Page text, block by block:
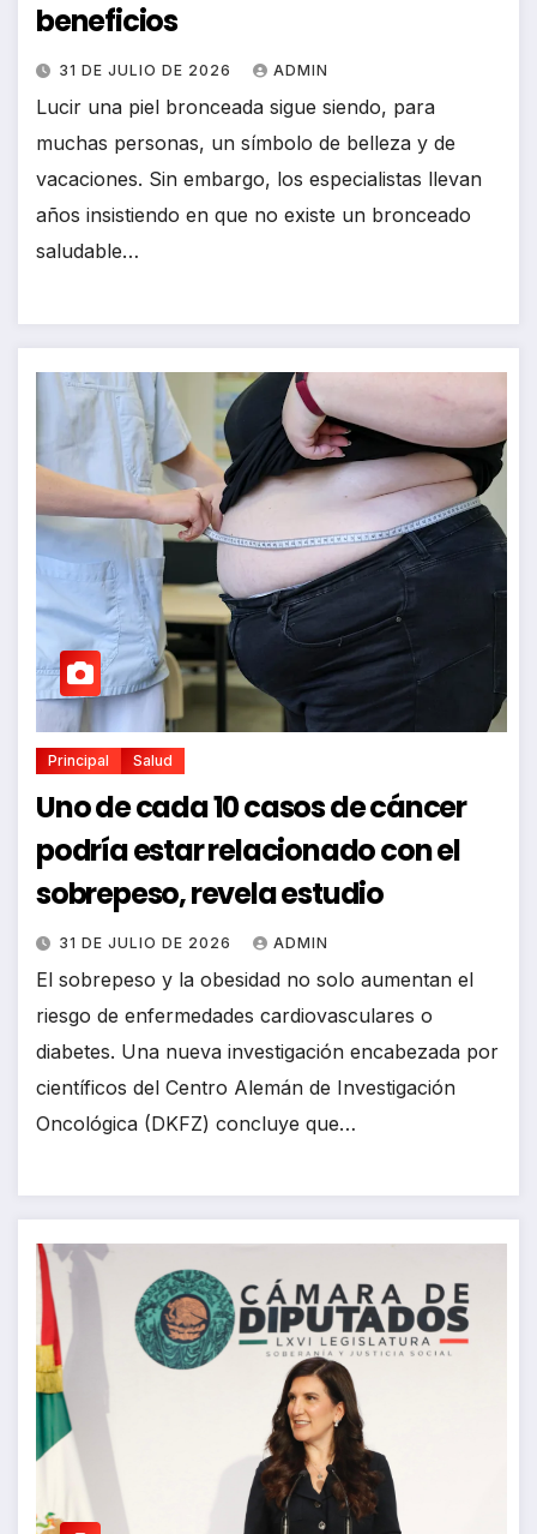
beneficios
31 DE JULIO DE 2026 ADMIN
Lucir una piel bronceada sigue siendo, para
muchas personas, un símbolo de belleza y de
vacaciones. Sin embargo, los especialistas llevan
años insistiendo en que no existe un bronceado
saludable…
Principal Salud
Uno de cada 10 casos de cáncer
podría estar relacionado con el
sobrepeso, revela estudio
31 DE JULIO DE 2026 ADMIN
El sobrepeso y la obesidad no solo aumentan el
riesgo de enfermedades cardiovasculares o
diabetes. Una nueva investigación encabezada por
científicos del Centro Alemán de Investigación
Oncológica (DKFZ) concluye que…